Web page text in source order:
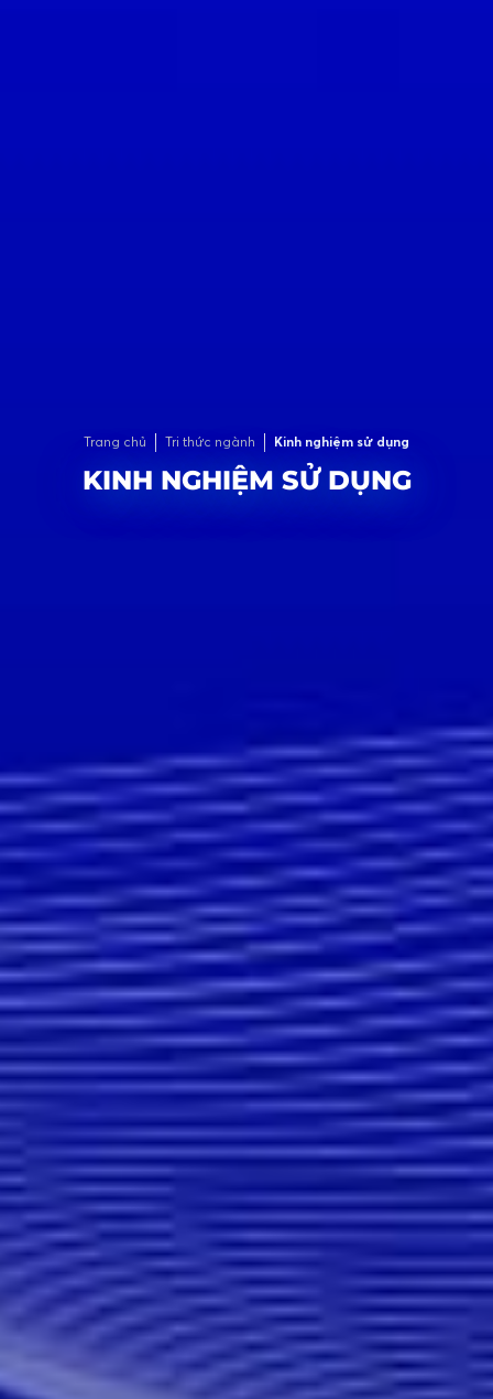
Trang chủ Tri thức ngành Kinh nghiệm sử dụng
KINH NGHIỆM SỬ DỤNG